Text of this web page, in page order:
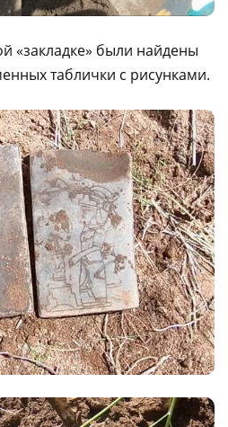
«закладке» были найдены
таблички с рисунками.